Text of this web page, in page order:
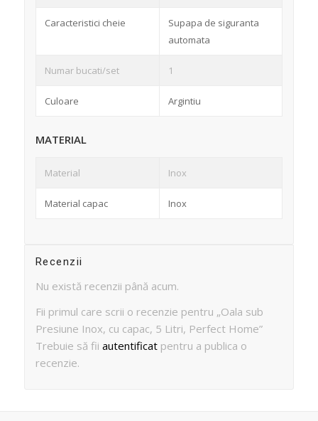
Caracteristici cheie
Supapa de siguranta
automata
Numar bucati/set 1
Culoare Argintiu
MATERIAL
Material Inox
Material capac Inox
Recenzii
Nu există recenzii până acum.
Fii primul care scrii o recenzie pentru „Oala sub
Presiune Inox, cu capac, 5 Litri, Perfect Home”
Trebuie să fii autentificatpentru a publica o
recenzie.